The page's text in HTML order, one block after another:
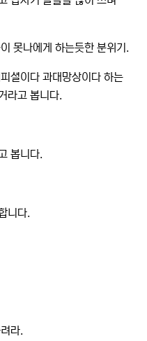
못나에게 하는듯한 분위기.
셜이다 과대망상이다 하는
라고 봅니다.
봅니다.
니다.
라.